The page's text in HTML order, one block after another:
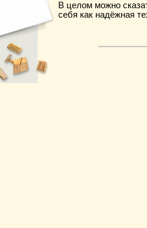
В целом можно
себя как надёжная